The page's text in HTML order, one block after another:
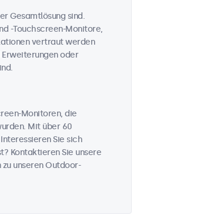
Gesamtlösung sind.
-Touchscreen-Monitore,
vertraut werden
Erweiterungen oder
Monitoren, die
Mit über 60
Sie sich
Kontaktieren Sie unsere
unseren Outdoor-